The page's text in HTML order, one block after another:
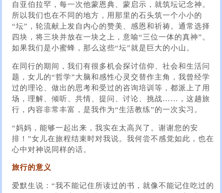
自亚伯拉罕，每一次他蒙恩典、蒙启示，就筑坛记念神。
所以我们也在不同的地方，用那里的石头筑一个小小的
“坛”，轮流献上发自内心的赞美、感恩和祈祷。通常选择
四块，将三块并放在一块之上，意喻“三位一体的真神”。
如果我们是小蜜蜂，那么这些“坛”就是巨大的小山。
在同行的期间，我们有很多机会探讨信仰、社会和生活问
题，女儿的“哲学”大脑和感性心灵交替作主角，我曾经学
过的理论、做出的思考和受过的咨询培训等，都派上了用
场，理解、倾听、共情、提问、讨论、挑战……，这趟旅
行，内容非常丰富，是我作为“生活教练”的一次实习。
“妈妈，能够一起出来，我实在太高兴了。谢谢您的安
排！”女儿在旅程结束时对我说。我何尝不感觉如此，也在
心中对神说同样的话。
旅行的意义
爱默生说：“我不能记住所读过的书，就像不能记住吃过的